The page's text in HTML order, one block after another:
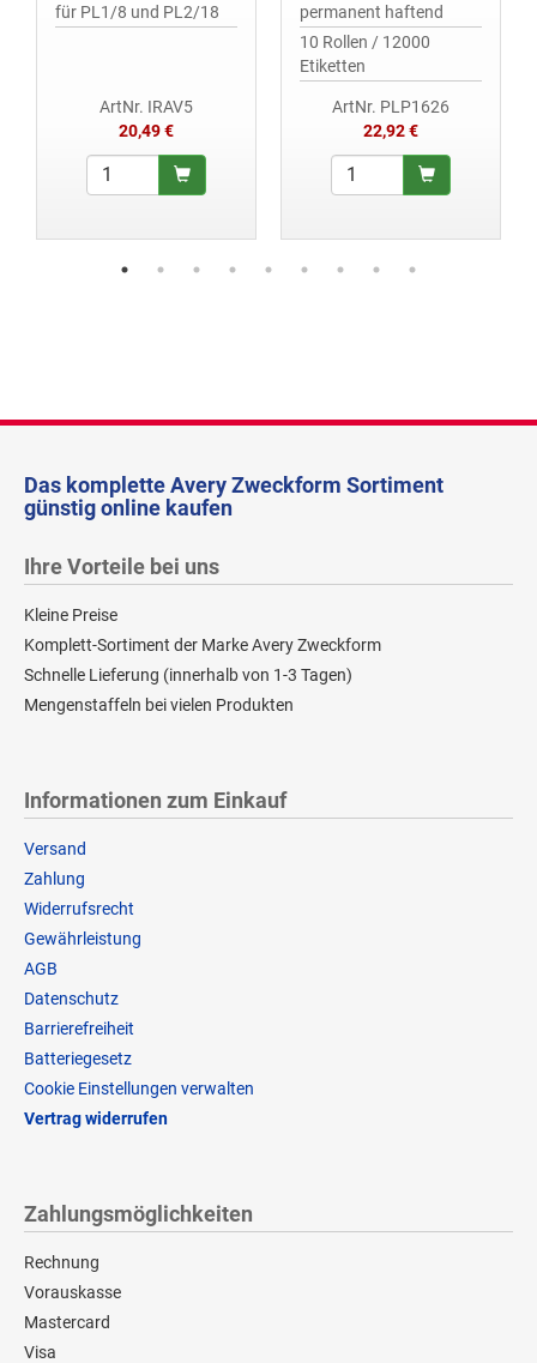
für PL1/8 und PL2/18
ArtNr. IRAV5
20,49 €
permanent haftend
10 Rollen / 12000
Etiketten
ArtNr. PLP1626
22,92 €
Das komplette Avery Zweckform Sortiment
günstig online kaufen
Ihre Vorteile bei uns
Kleine Preise
Komplett-Sortiment der Marke Avery Zweckform
Schnelle Lieferung (innerhalb von 1-3 Tagen)
Mengenstaffeln bei vielen Produkten
Informationen zum Einkauf
Versand
Zahlung
Widerrufsrecht
Gewährleistung
AGB
Datenschutz
Barrierefreiheit
Batteriegesetz
Cookie Einstellungen verwalten
Vertrag widerrufen
Zahlungsmöglichkeiten
Rechnung
Vorauskasse
Mastercard
Visa